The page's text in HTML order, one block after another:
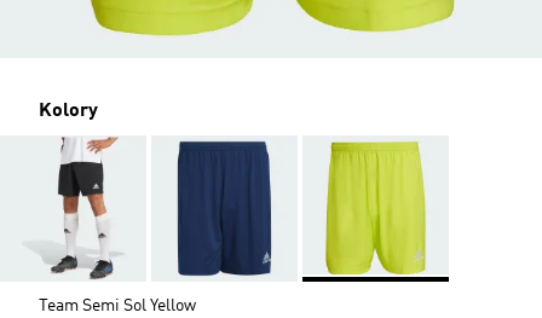
Kolory
Team Semi Sol Yellow